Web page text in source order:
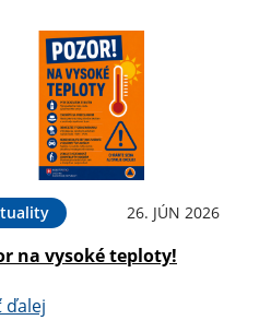
26. JÚN 2026
na vysoké teploty!
ďalej